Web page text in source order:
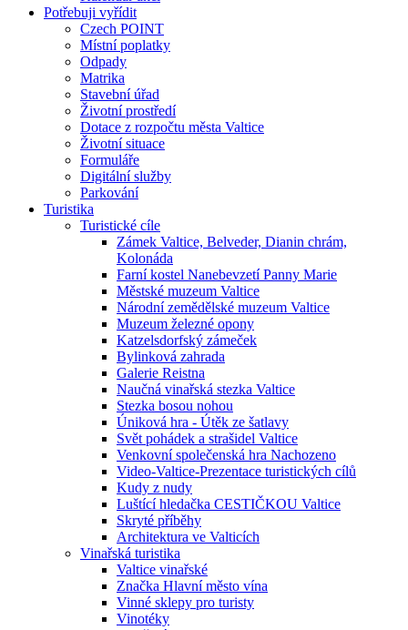
Potřebuji vyřídit
Czech POINT
Místní poplatky
Odpady
Matrika
Stavební úřad
Životní prostředí
Dotace z rozpočtu města Valtice
Životní situace
Formuláře
Digitální služby
Parkování
Turistika
Turistické cíle
Zámek Valtice, Belveder, Dianin chrám,
Kolonáda
Farní kostel Nanebevzetí Panny Marie
Městské muzeum Valtice
Národní zemědělské muzeum Valtice
Muzeum železné opony
Katzelsdorfský zámeček
Bylinková zahrada
Galerie Reistna
Naučná vinařská stezka Valtice
Stezka bosou nohou
Úniková hra - Útěk ze šatlavy
Svět pohádek a strašidel Valtice
Venkovní společenská hra Nachozeno
Video-Valtice-Prezentace turistických cílů
Kudy z nudy
Luštící hledačka CESTIČKOU Valtice
Skryté příběhy
Architektura ve Valticích
Vinařská turistika
Valtice vinařské
Značka Hlavní město vína
Vinné sklepy pro turisty
Vinotéky